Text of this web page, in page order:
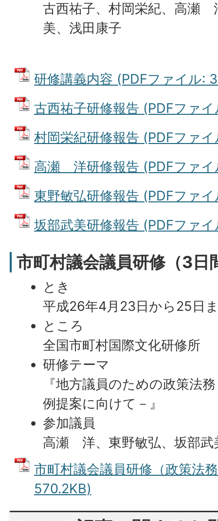
古西祐子、村岡栄紀、高瀬
美、浅田康子
研修講義内容 (PDFファイル:
古西祐子研修報告 (PDFファイ
村岡栄紀研修報告 (PDFファ
高瀬 洋研修報告 (PDFファイ
東野敏弘研修報告 (PDFファ
坂部武美研修報告 (PDFファ
市町村議会議員研修（3日
とき
平成26年4月23日から25日
ところ
全国市町村国際文化研修所
研修テーマ
『地方議員のための政策法
例提案に向けて－』
参加議員
高瀬 洋、東野敏弘、坂部
市町村議会議員研修（政策法
570.2KB)